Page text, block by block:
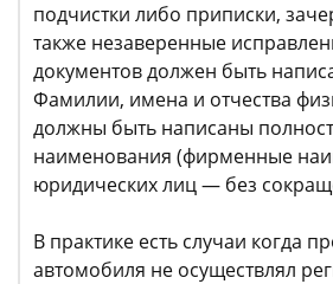
подчистки либо приписки,
также незаверенные
документов должен быть
Фамилии, имена и отчества
должны быть написаны
наименования (фирменные
юридических лиц — без
В практике есть случаи когда
автомобиля не осуществлял